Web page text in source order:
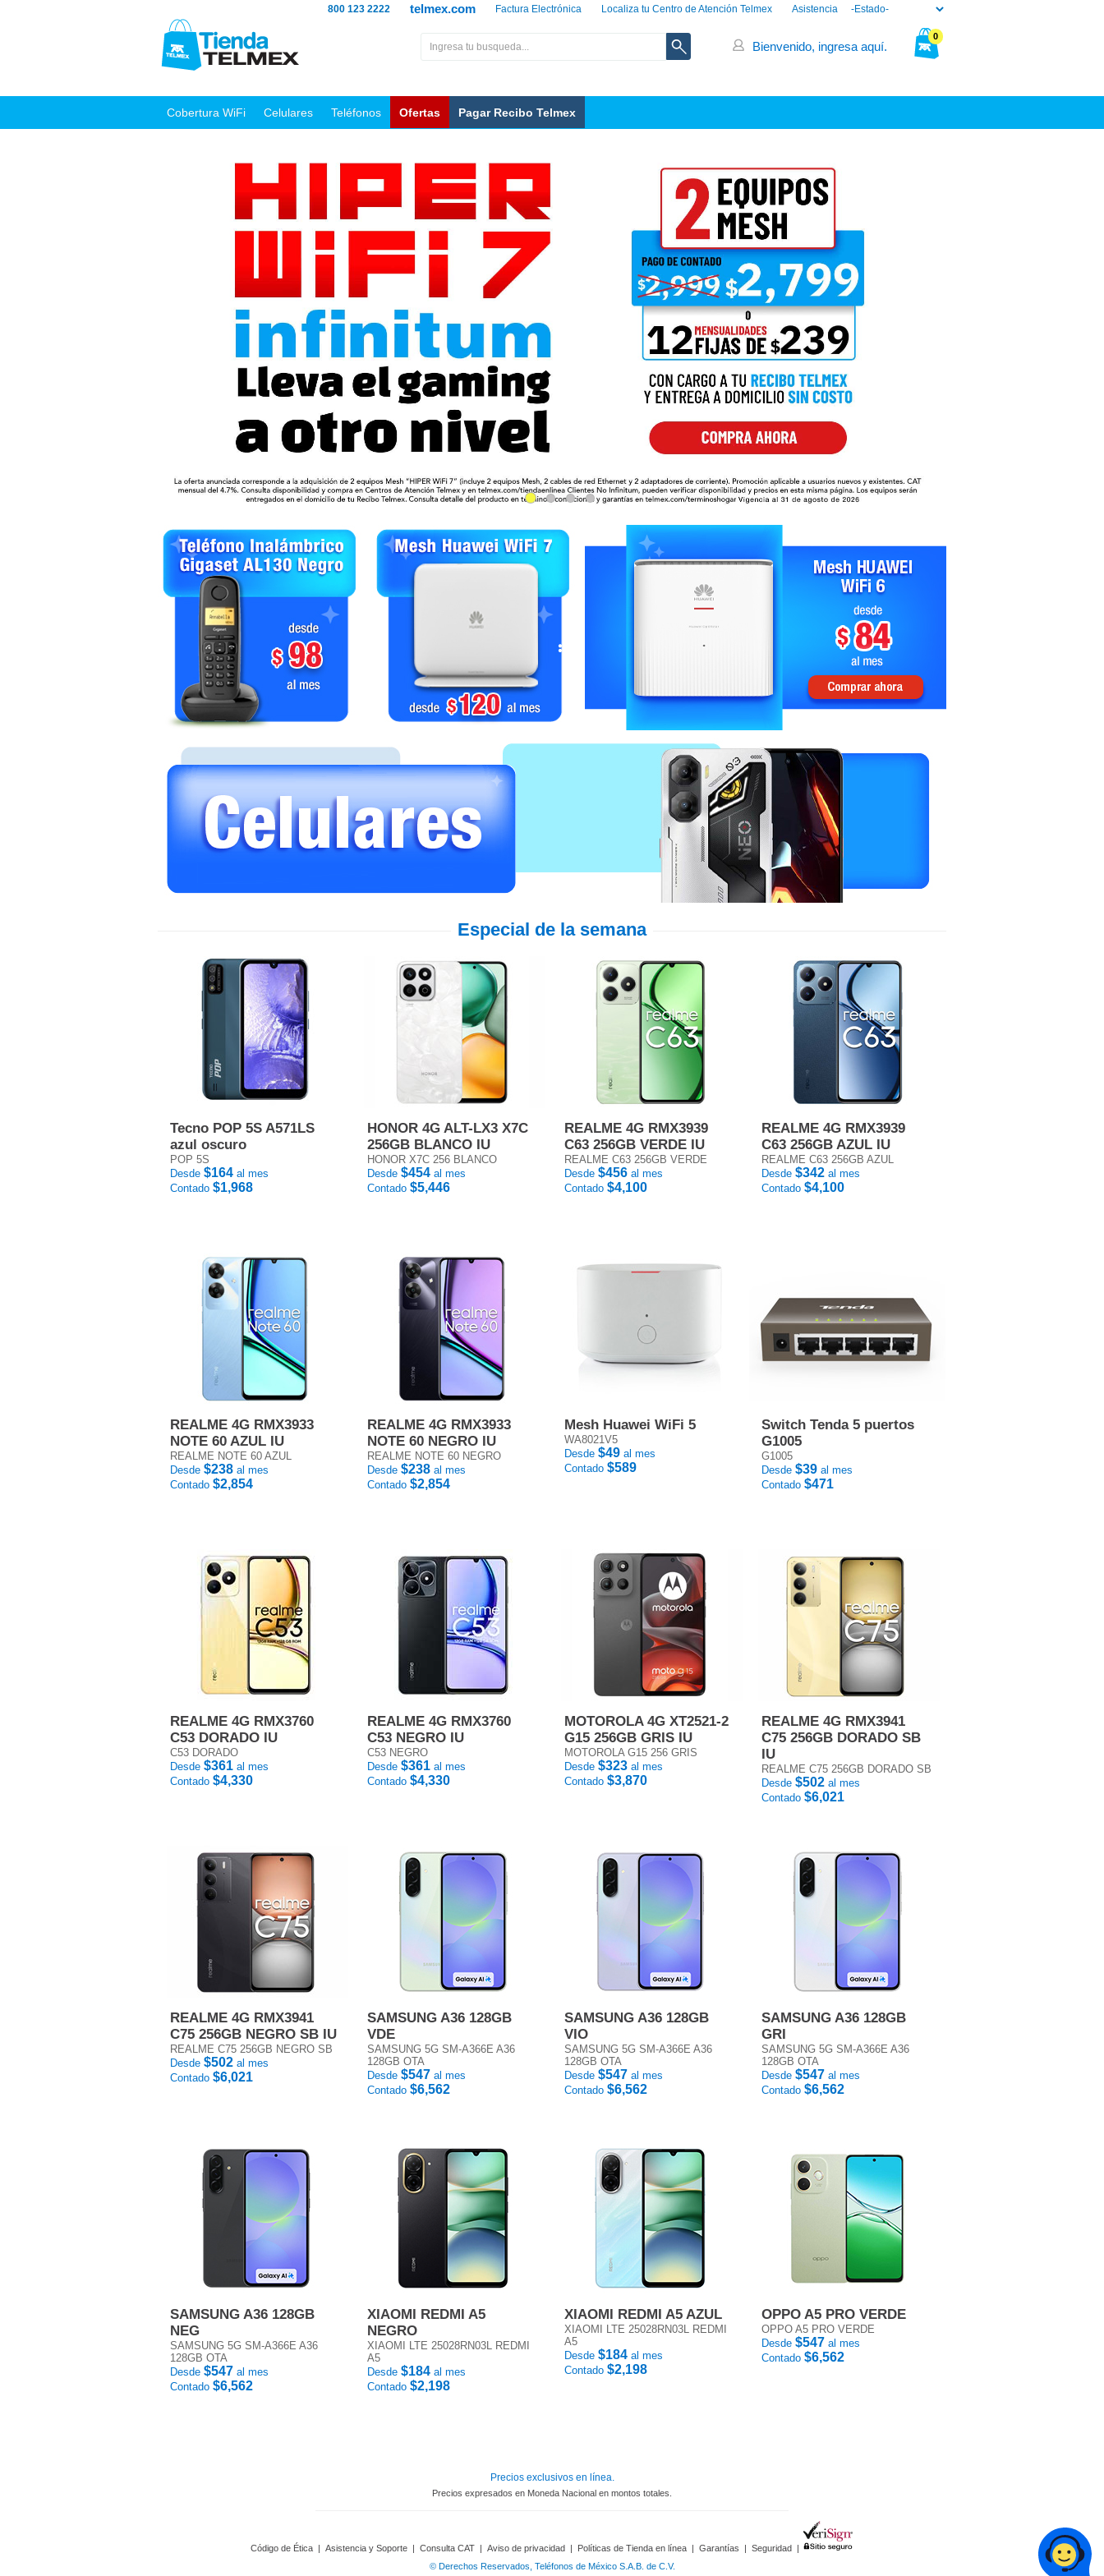
Asistencia
Localiza tu Centro de Atención Telmex
Factura Electrónica
telmex.com
800 123 2222
0
Bienvenido, ingresa aquí.
Cobertura WiFi Celulares Teléfonos Ofertas Pagar Recibo Telmex
Especial de la semana
Tecno POP 5S A571LS
azul oscuro
POP 5S
Desde $164 al mes
Contado $1,968
HONOR 4G ALT-LX3 X7C
256GB BLANCO IU
HONOR X7C 256 BLANCO
Desde $454 al mes
Contado $5,446
REALME 4G RMX3939
C63 256GB VERDE IU
REALME C63 256GB VERDE
Desde $456 al mes
Contado $4,100
REALME 4G RMX3939
C63 256GB AZUL IU
REALME C63 256GB AZUL
Desde $342 al mes
Contado $4,100
REALME 4G RMX3933
NOTE 60 AZUL IU
REALME NOTE 60 AZUL
Desde $238 al mes
Contado $2,854
REALME 4G RMX3933
NOTE 60 NEGRO IU
REALME NOTE 60 NEGRO
Desde $238 al mes
Contado $2,854
Mesh Huawei WiFi 5
WA8021V5
Desde $49 al mes
Contado $589
Switch Tenda 5 puertos
G1005
G1005
Desde $39 al mes
Contado $471
REALME 4G RMX3760
C53 DORADO IU
C53 DORADO
Desde $361 al mes
Contado $4,330
REALME 4G RMX3760
C53 NEGRO IU
C53 NEGRO
Desde $361 al mes
Contado $4,330
MOTOROLA 4G XT2521-2
G15 256GB GRIS IU
MOTOROLA G15 256 GRIS
Desde $323 al mes
Contado $3,870
REALME 4G RMX3941
C75 256GB DORADO SB
IU
REALME C75 256GB DORADO SB
Desde $502 al mes
Contado $6,021
REALME 4G RMX3941
C75 256GB NEGRO SB IU
REALME C75 256GB NEGRO SB
Desde $502 al mes
Contado $6,021
SAMSUNG A36 128GB
VDE
SAMSUNG 5G SM-A366E A36
128GB OTA
Desde $547 al mes
Contado $6,562
SAMSUNG A36 128GB
VIO
SAMSUNG 5G SM-A366E A36
128GB OTA
Desde $547 al mes
Contado $6,562
SAMSUNG A36 128GB
GRI
SAMSUNG 5G SM-A366E A36
128GB OTA
Desde $547 al mes
Contado $6,562
SAMSUNG A36 128GB
NEG
SAMSUNG 5G SM-A366E A36
128GB OTA
Desde $547 al mes
Contado $6,562
XIAOMI REDMI A5
NEGRO
XIAOMI LTE 25028RN03L REDMI
A5
Desde $184 al mes
Contado $2,198
XIAOMI REDMI A5 AZUL
XIAOMI LTE 25028RN03L REDMI
A5
Desde $184 al mes
Contado $2,198
OPPO A5 PRO VERDE
OPPO A5 PRO VERDE
Desde $547 al mes
Contado $6,562
Precios exclusivos en línea.
Precios expresados en Moneda Nacional en montos totales.
Código de Ética | Asistencia y Soporte | Consulta CAT | Aviso de privacidad | Políticas de Tienda en línea | Garantías | Seguridad |
© Derechos Reservados, Teléfonos de México S.A.B. de C.V.